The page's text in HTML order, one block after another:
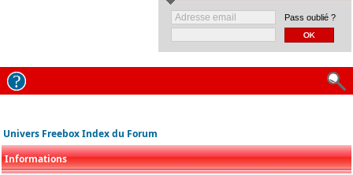
Pass oublié ?
Univers Freebox Index du Forum
Informations